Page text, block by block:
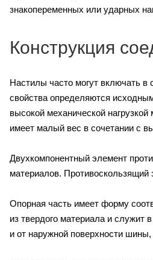
знакопеременных или ударных
Конструкция
Настилы часто могут включать в
свойства определяются
высокой механической
имеет малый вес в сочетании с
Двухкомпонентный элемент
материалов. Противоскользящий
Опорная часть имеет форму
из твердого материала и служит
и от наружной поверхности шины,